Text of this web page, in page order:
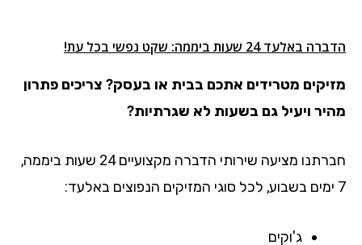
הדברה באלעד 24 שעות ביממה: שקט נפשי בכל עת!
מזיקים מטרידים אתכם בבית או בעסק? צריכים פתרון
מהיר ויעיל גם בשעות לא שגרתיות?
חברתנו מציעה שירותי הדברה מקצועיים 24 שעות ביממה,
7 ימים בשבוע, לכל סוגי המזיקים הנפוצים באלעד:
ג'וקים